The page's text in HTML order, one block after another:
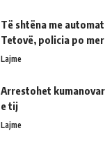
Të shtëna me
Tetovë, policia po
Lajme
Arrestohet
e tij
Lajme